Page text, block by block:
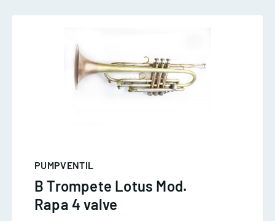
PUMPVENTIL
B Trompete Lotus Mod.
Rapa 4 valve